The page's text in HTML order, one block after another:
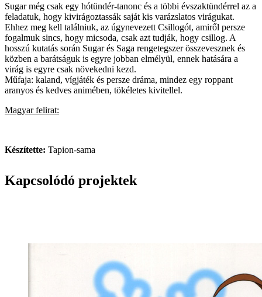
Sugar még csak egy hótündér-tanonc és a többi évszaktündérrel az a
feladatuk, hogy kivirágoztassák saját kis varázslatos virágukat.
Ehhez meg kell találniuk, az úgynevezett Csillogót, amiről persze
fogalmuk sincs, hogy micsoda, csak azt tudják, hogy csillog. A
hosszú kutatás során Sugar és Saga rengetegszer összevesznek és
közben a barátságuk is egyre jobban elmélyül, ennek hatására a
virág is egyre csak növekedni kezd.
Műfaja: kaland, vígjáték és persze dráma, mindez egy roppant
aranyos és kedves animében, tökéletes kivitellel.
Magyar felirat:
Készítette: Tapion-sama
Kapcsolódó projektek